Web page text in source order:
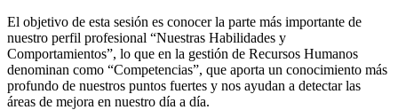
El objetivo de esta sesión es conocer la parte más importante de
nuestro perfil profesional “Nuestras Habilidades y
Comportamientos”, lo que en la gestión de Recursos Humanos
denominan como “Competencias”, que aporta un conocimiento más
profundo de nuestros puntos fuertes y nos ayudan a detectar las
áreas de mejora en nuestro día a día.